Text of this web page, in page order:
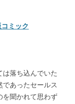
ミック
は落ち込んでいた
であったセールス
を聞かれて思わず